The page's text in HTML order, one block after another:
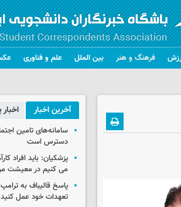
فرهنگ و هنر بین الملل علم و فناوری
آخرین اخبار اخبار
سامانه‌های تامین
دسترس است
پزشکیان: باید افراد
می کنیم در معیشت
پاسخ قالیباف به
تعهدات خود عمل کنید